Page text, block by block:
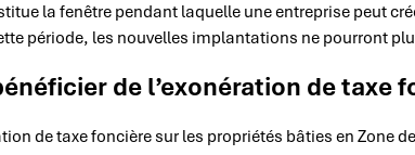
la fenêtre pendant laquelle une entreprise peut
période, les nouvelles implantations ne pourront
de l’exonération de taxe
de taxe foncière sur les propriétés bâties en Zone